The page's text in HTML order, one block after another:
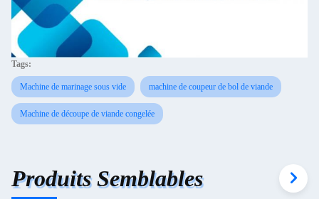
Tags:
Machine de marinage sous vide machine de coupeur de bol de viande
Machine de découpe de viande congelée
Produits Semblables